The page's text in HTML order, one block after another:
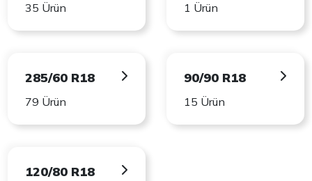
35 Ürün 1 Ürün
285/60 R18
79 Ürün
90/90 R18
15 Ürün
120/80 R18